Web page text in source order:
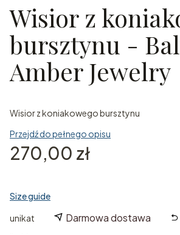
Wisior z
bursztynu -
Amber Jewelry
Wisior z koniakowego bursztynu
Przejdź do pełnego opisu
Cena
270,00 zł
Size guide
unikat
Darmowa dostawa